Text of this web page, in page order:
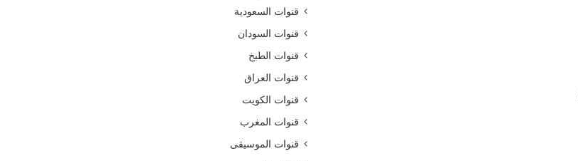
قنوات السعودية
قنوات السودان
قنوات الطبخ
قنوات العراق
قنوات الكويت
قنوات المغرب
قنوات الموسيقى